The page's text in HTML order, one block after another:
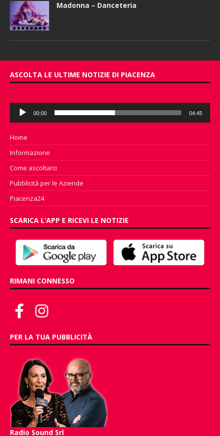
Madonna – Danceteria
ASCOLTA LE ULTIME NOTIZIE DI PIACENZA
Audio
Player
00:00 04:45
Home
Informazione
Come ascoltarci
Pubblicità per le Aziende
Piacenza24
SCARICA L’APP E RICEVI LE NOTIZIE
RIMANI CONNESSO
PER LA TUA PUBBLICITÀ
Radio Sound Srl